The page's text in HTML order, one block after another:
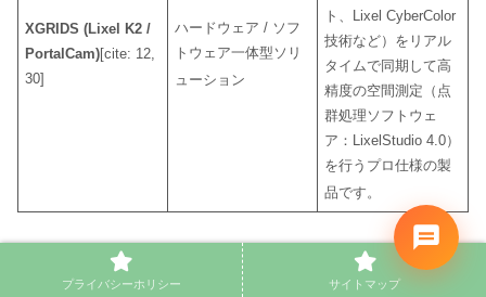
XGRIDS (Lixel K2 /
PortalCam)[cite: 12,
30]
ハードウェア / ソフ
トウェア一体型ソリ
ューション
ト、Lixel CyberColor
技術など）をリアル
タイムで同期して高
精度の空間測定（点
群処理ソフトウェ
ア：LixelStudio 4.0）
を行うプロ仕様の製
品です。
6. 産業界を揺るがす最新応用事例：ホビー、
プライバシーホリシー サイトマップ